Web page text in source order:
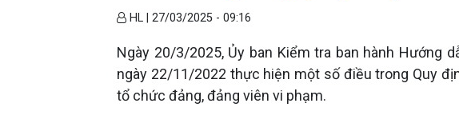
HL |27/03/2025 - 09:16
Ngày 20/3/2025, Ủy ban Kiểm tra ban hành Hướng
ngày 22/11/2022 thực hiện một số điều trong Quy
tổ chức đảng, đảng viên vi phạm.